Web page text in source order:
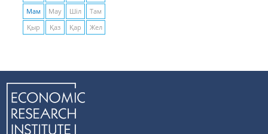
Мам
Мау Шіл
Там
Қыр
Қаз Қар Жел